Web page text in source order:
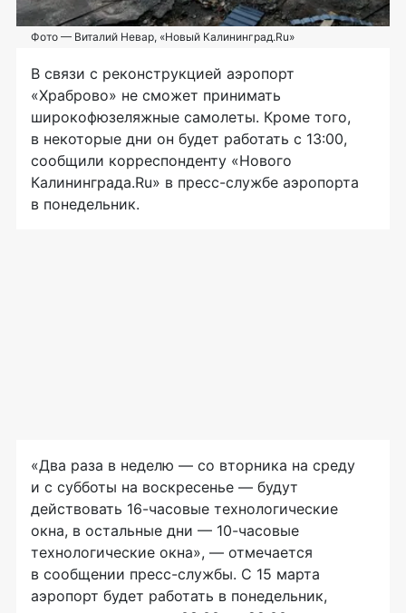
Фото — Виталий Невар, «Новый Калининград.Ru»
В связи с реконструкцией аэропорт
«Храброво» не сможет принимать
широкофюзеляжные самолеты. Кроме того,
в некоторые дни он будет работать с 13:00,
сообщили корреспонденту «Нового
Калининграда.Ru» в пресс-службе аэропорта
в понедельник.
«Два раза в неделю — со вторника на среду
и с субботы на воскресенье — будут
действовать 16-часовые технологические
окна, в остальные дни — 10-часовые
технологические окна», — отмечается
в сообщении пресс-службы. С 15 марта
аэропорт будет работать в понедельник,